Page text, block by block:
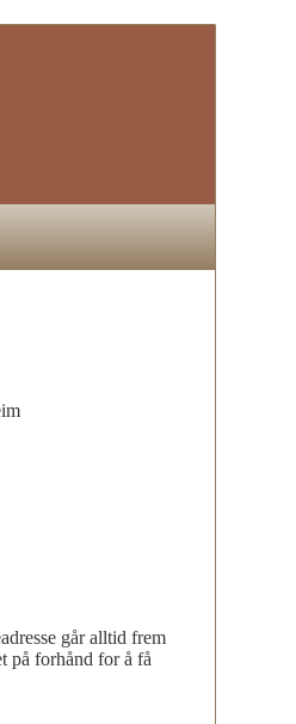
går alltid frem
på forhånd for å få